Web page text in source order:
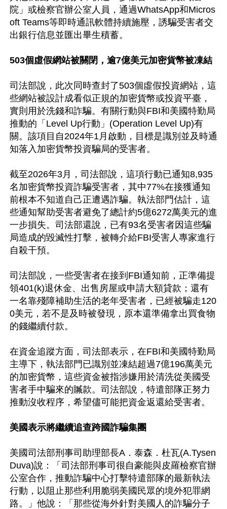
院」或檢察官辦公室人員，通過WhatsApp和Micros
oft Teams等即時通訊軟體持續施壓，誘騙受害者交
出銀行信息並匯出畢生積蓄。
503個虛假網站被關閉，逾7億美元加密貨幣被凍結
司法部說，此次同時查封了503個虛假投資網站，這
些網站被設計成看似正規的加密貨幣或投資平臺，
實則用於洗錢和詐騙。有關行動與FBI和美國特勤局
推動的「Level Up行動」(Operation Level Up)有
關。該項目自2024年1月啟動，目標是識別並及時通
知落入加密貨幣投資騙局的受害者。
截至2026年3月，司法部說，這項行動已通知8,935
名加密貨幣投資詐騙受害者，其中77%在接獲通知
前根本不知道自己正遭遇詐騙。執法部門估計，這
些通知幫助受害者避免了總計約5億6272萬美元的進
一步損失。司法部還說，已有93名受害者因這些騙
局造成的毀滅性打擊，被轉介給FBI受害人專家進行
自殺干預。
司法部說，一些受害者在接到FBI通知前，正準備提
領401(k)退休金、出售房屋或申請大額貸款；還有
一名靠殘障補助生活的老年受害者，已經被騙走120
0美元，若不是及時被發現，原本還準備拿出買食物
的錢繼續付款。
在資金追蹤方面，司法部表示，在FBI和美國特勤局
主導下，執法部門已識別並凍結超過7億196萬美元
的加密貨幣，這些資金被指涉嫌用於清洗從美國受
害者手中騙來的贓款。司法部說，特遣部隊正努力
推動沒收程序，希望儘可能把資金返還給受害者。
美國表示將繼續追查跨國詐騙集團
美國司法部刑事司助理部長A．泰森．杜瓦(A.Tysen
Duva)說：「司法部刑事司很自豪能與皮羅檢察官辦
公室合作，推動詐騙中心打擊特遣部隊的最新執法
行動，以阻止那些利用脆弱美國民眾的境外犯罪網
路。」他說：「那些從海外針對美國人的詐騙分子